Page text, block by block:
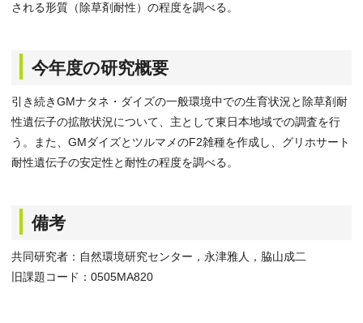
される形質（除草剤耐性）の程度を調べる。
今年度の研究概要
引き続きGMナタネ・ダイズの一般環境中での生育状況と除草剤耐
性遺伝子の拡散状況について、主として東日本地域での調査を行
う。また、GMダイズとツルマメのF2雑種を作成し、グリホサート
耐性遺伝子の安定性と耐性の程度を調べる。
備考
共同研究者：自然環境研究センター，永津雅人，脇山成二
旧課題コード：0505MA820